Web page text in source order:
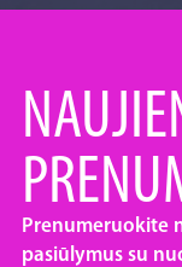
Prenumeruokite
pasiūlymus su